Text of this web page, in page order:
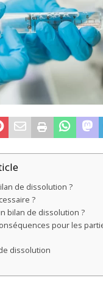
de dissolution ?
?
bilan de dissolution ?
pour les
dissolution